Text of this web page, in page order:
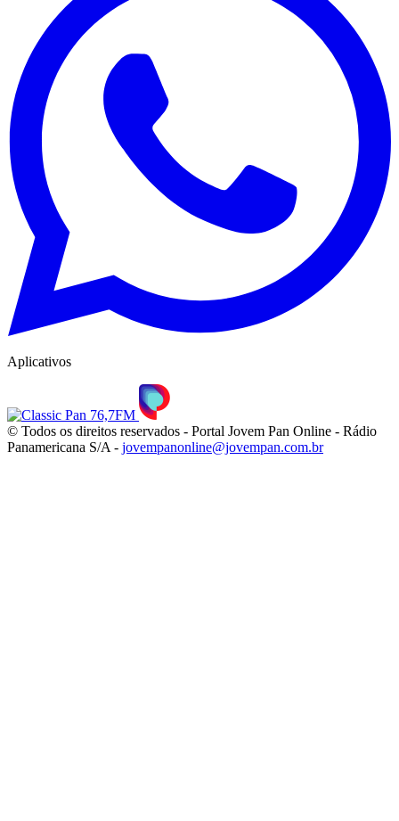
Aplicativos
© Todos os direitos reservados - Portal Jovem Pan Online - Rádio
Panamericana S/A - jovempanonline@jovempan.com.br